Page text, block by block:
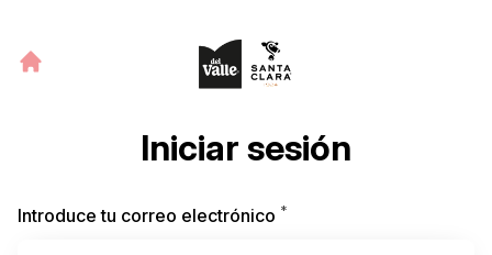
Iniciar sesión
Introduce tu correo electrónico *